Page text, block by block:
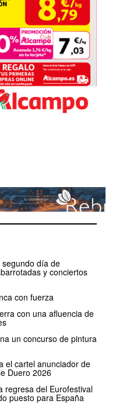
día de
y conciertos
con fuerza
con una afluencia de
un concurso de pintura
el cartel anunciador de
Duero 2026
regresa del Eurofestival
puesto para España